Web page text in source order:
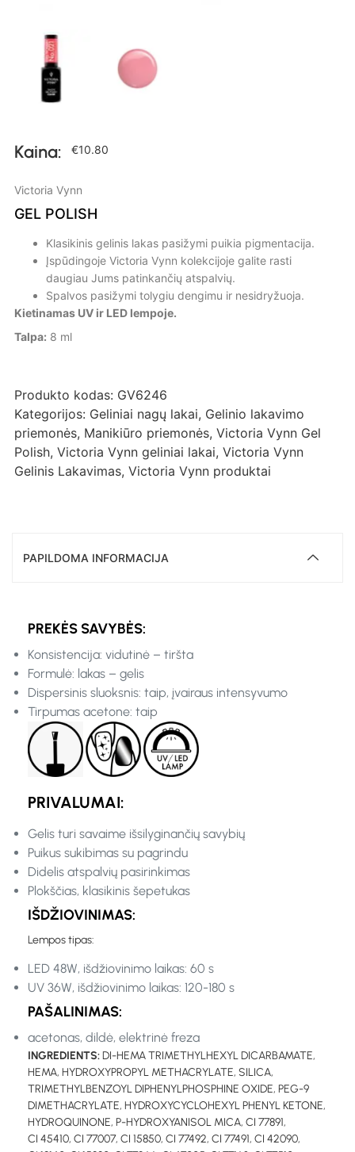
Kaina: €10.80
Victoria Vynn
GEL POLISH
Klasikinis gelinis lakas pasižymi puikia pigmentacija.
Įspūdingoje Victoria Vynn kolekcijoje galite rasti
daugiau Jums patinkančių atspalvių.
Spalvos pasižymi tolygiu dengimu ir nesidryžuoja.
Kietinamas UV ir LED lempoje.
Talpa: 8 ml
Produkto kodas: GV6246
Kategorijos: Geliniai nagų lakai, Gelinio lakavimo
priemonės, Manikiūro priemonės, Victoria Vynn Gel
Polish, Victoria Vynn geliniai lakai, Victoria Vynn
Gelinis Lakavimas, Victoria Vynn produktai
PAPILDOMA INFORMACIJA
PREKĖS SAVYBĖS:
Konsistencija: vidutinė – tiršta
Formulė: lakas – gelis
Dispersinis sluoksnis: taip, įvairaus intensyvumo
Tirpumas acetone: taip
PRIVALUMAI:
Gelis turi savaime išsilyginančių savybių
Puikus sukibimas su pagrindu
Didelis atspalvių pasirinkimas
Plokščias, klasikinis šepetukas
IŠDŽIOVINIMAS:
Lempos tipas:
LED 48W, išdžiovinimo laikas: 60 s
UV 36W, išdžiovinimo laikas: 120-180 s
PAŠALINIMAS:
acetonas, dildė, elektrinė freza
INGREDIENTS:DI-HEMA TRIMETHYLHEXYL DICARBAMATE,
HEMA, HYDROXYPROPYL METHACRYLATE, SILICA,
TRIMETHYLBENZOYL DIPHENYLPHOSPHINE OXIDE, PEG-9
DIMETHACRYLATE, HYDROXYCYCLOHEXYL PHENYL KETONE,
HYDROQUINONE, P-HYDROXYANISOL MICA, CI 77891,
CI 45410, CI 77007, CI 15850, CI 77492, CI 77491, CI 42090,